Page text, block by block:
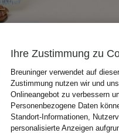
Ihre Zustimmung zu
Breuninger verwendet auf
Zustimmung nutzen wir und
Onlineangebot zu verbessern
Personenbezogene Daten
Standort-Informationen,
personalisierte Anzeigen